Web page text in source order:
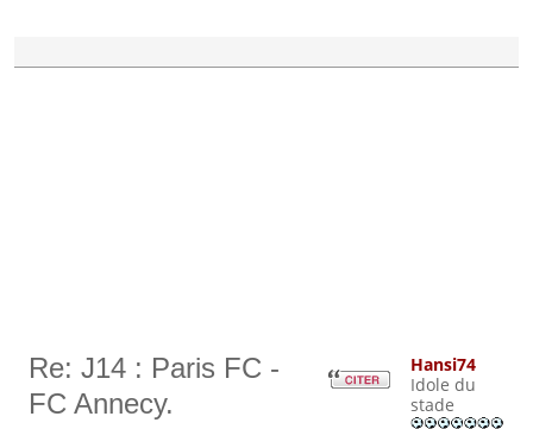
Re: J14 : Paris FC -
FC Annecy.
Hansi74
Idole du
stade